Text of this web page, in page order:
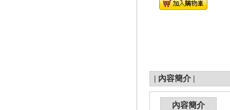
| 內容簡介 |
內容簡介